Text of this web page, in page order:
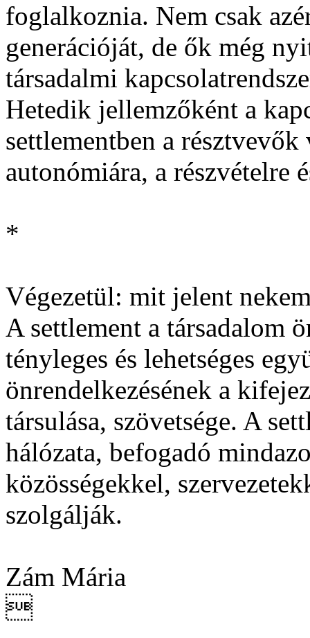
foglalkoznia. Nem csak
generációját, de ők még
társadalmi
Hetedik jellemzőként a
settlementben a
autonómiára, a részvételre
*
Végezetül: mit jelent
A settlement a társadalom
tényleges és lehetséges
önrendelkezésének a
társulása, szövetsége. A
hálózata, befogadó
közösségekkel,
szolgálják.
Zám Mária
